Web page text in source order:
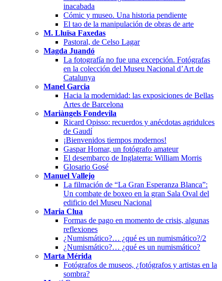
inacabada
Cómic y museo. Una historia pendiente
El tao de la manipulación de obras de arte
M. Lluïsa Faxedas
Pastoral, de Celso Lagar
Magda Juandó
La fotografía no fue una excepción. Fotógrafas
en la colección del Museu Nacional d’Art de
Catalunya
Manel Garcia
Hacia la modernidad: las exposiciones de Bellas
Artes de Barcelona
Mariàngels Fondevila
Ricard Opisso: recuerdos y anécdotas agridulces
de Gaudí
¡Bienvenidos tiempos modernos!
Gaspar Homar, un fotógrafo amateur
El desembarco de Inglaterra: William Morris
Glosario Gosé
Manuel Vallejo
La filmación de “La Gran Esperanza Blanca”:
Un combate de boxeo en la gran Sala Oval del
edificio del Museu Nacional
Maria Clua
Formas de pago en momento de crisis, algunas
reflexiones
¿Numismático?… ¿qué es un numismático?/2
¿Numismático?… ¿qué es un numismático?
Marta Mérida
Fotógrafos de museos, ¿fotógrafos y artistas en la
sombra?